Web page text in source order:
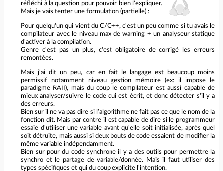
réfléchi à la question pour pouvoir bien l'expliquer.
Mais je vais tenter une formulation (partielle) :
Pour quelqu'un qui vient du C/C++, c'est un peu comme si tu avais le
compilateur avec le niveau max de warning + un analyseur statique
d'activer à la compilation.
Genre c'est pas un plus, c'est obligatoire de corrigé les erreurs
remontées.
Mais j'ai dit un peu, car en fait le langage est beaucoup moins
permissif notamment niveau gestion mémoire (ex: il impose le
paradigme RAII), mais du coup le compilateur est aussi capable de
mieux analyser/suivre le code qui est écrit, et donc détecter s'il y a
des erreurs.
Bien sur il ne va pas dire si l’algorithme ne fait pas ce que le nom de la
fonction dit. Mais par contre il est capable de dire si le programmeur
essaie d'utiliser une variable avant qu'elle soit initialisée, après quel
soit détruite, mais aussi si deux bouts de code essaient de modifier la
même variable indépendamment.
Bien sur pour du code synchrone il y a des outils pour permettre la
synchro et le partage de variable/donnée. Mais il faut utiliser des
types spécifiques et qui du coup explicite l'intention.